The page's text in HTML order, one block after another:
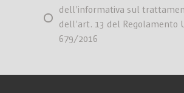
dell’informativa sul
dell’art. 13 del Regolamento
679/2016